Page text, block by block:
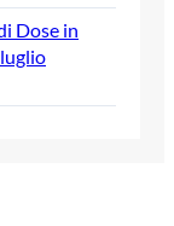
Dose in